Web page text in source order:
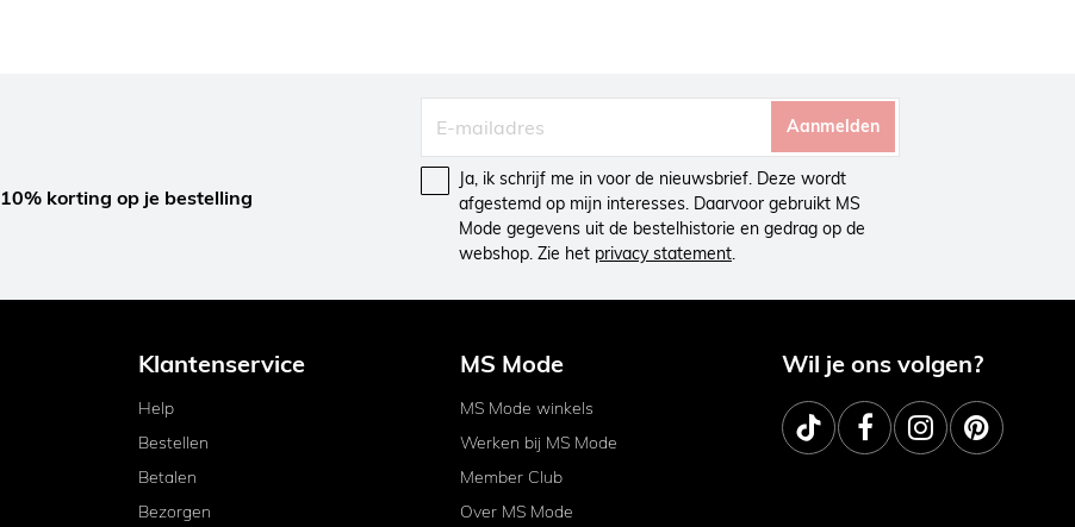
10% korting op je bestelling
Aanmelden
Ja, ik schrijf me in voor de nieuwsbrief. Deze wordt
afgestemd op mijn interesses. Daarvoor gebruikt MS
Mode gegevens uit de bestelhistorie en gedrag op de
webshop. Zie het privacy statement.
Klantenservice
Help
Bestellen
Betalen
Bezorgen
MS Mode
MS Mode winkels
Werken bij MS Mode
Member Club
Over MS Mode
Wil je ons volgen?